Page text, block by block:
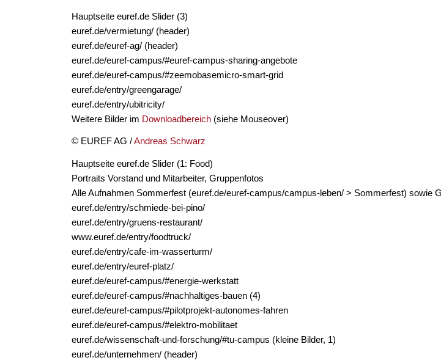
Hauptseite euref.de Slider (3)
euref.de/vermietung/ (header)
euref.de/euref-ag/ (header)
euref.de/euref-campus/#euref-campus-sharing-angebote
euref.de/euref-campus/#zeemobasemicro-smart-grid
euref.de/entry/greengarage/
euref.de/entry/ubitricity/
Weitere Bilder im Downloadbereich (siehe Mouseover)
© EUREF AG /Andreas Schwarz
Hauptseite euref.de Slider (1: Food)
Portraits Vorstand und Mitarbeiter, Gruppenfotos
Alle Aufnahmen Sommerfest (euref.de/euref-campus/campus-leben/ > Sommerfest) sowie
euref.de/entry/schmiede-bei-pino/
euref.de/entry/gruens-restaurant/
www.euref.de/entry/foodtruck/
euref.de/entry/cafe-im-wasserturm/
euref.de/entry/euref-platz/
euref.de/euref-campus/#energie-werkstatt
euref.de/euref-campus/#nachhaltiges-bauen (4)
euref.de/euref-campus/#pilotprojekt-autonomes-fahren
euref.de/euref-campus/#elektro-mobilitaet
euref.de/wissenschaft-und-forschung/#tu-campus (kleine Bilder, 1)
euref.de/unternehmen/ (header)